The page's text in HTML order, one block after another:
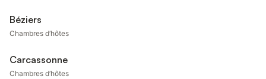
Béziers
Chambres d’hôtes
Carcassonne
Chambres d’hôtes